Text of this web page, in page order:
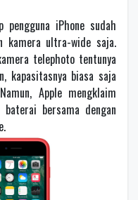
iPhone sudah
kamera ultra-wide saja.
telephoto tentunya
kapasitasnya biasa saja
Apple mengklaim
bersama dengan